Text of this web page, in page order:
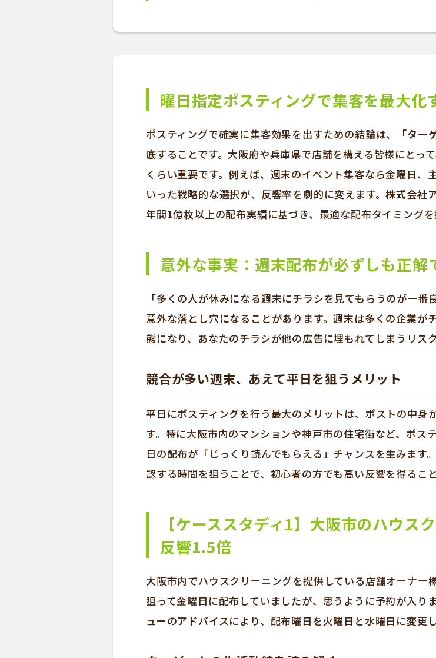
曜日指定ポスティングで集客を最大化
ポスティングで確実に集客効果を出すための結論は、 「ター
底することです。大阪府や兵庫県で店舗を構える皆様にとっ
くらい重要です。例えば、週末のイベント集客なら金曜日、
いった戦略的な選択が、反響率を劇的に変えます。株式会社
年間1億枚以上の配布実績に基づき、最適な配布タイミングを
意外な事実：週末配布が必ずしも正解
「多くの人が休みになる週末にチラシを見てもらうのが一
意外な落とし穴になることがあります。週末は多くの企業が
態になり、あなたのチラシが他の広告に埋もれてしまうリスク
競合が多い週末、あえて平日を狙うメリット
平日にポスティングを行う最大のメリットは、ポストの中身
す。特に大阪市内のマンションや神戸市の住宅街など、ポス
日の配布が「じっくり読んでもらえる」チャンスを生みます
認する時間を狙うことで、初心者の方でも高い反響を得ること
【ケーススタディ1】大阪市のハウス
反響1.5倍
大阪市内でハウスクリーニングを提供している店舗オーナー
狙って金曜日に配布していましたが、思うように予約が入り
ューのアドバイスにより、配布曜日を火曜日と水曜日に変更し